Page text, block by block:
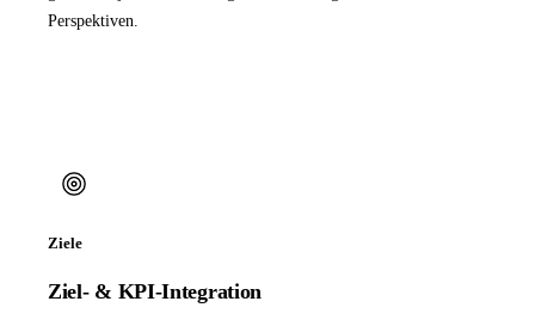
Perspektiven.
Ziele
Ziel- & KPI-Integration